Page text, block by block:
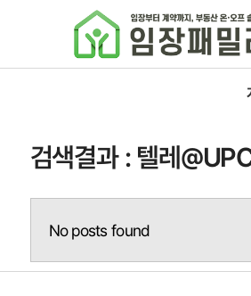
검색결과 : 텔레
No posts found